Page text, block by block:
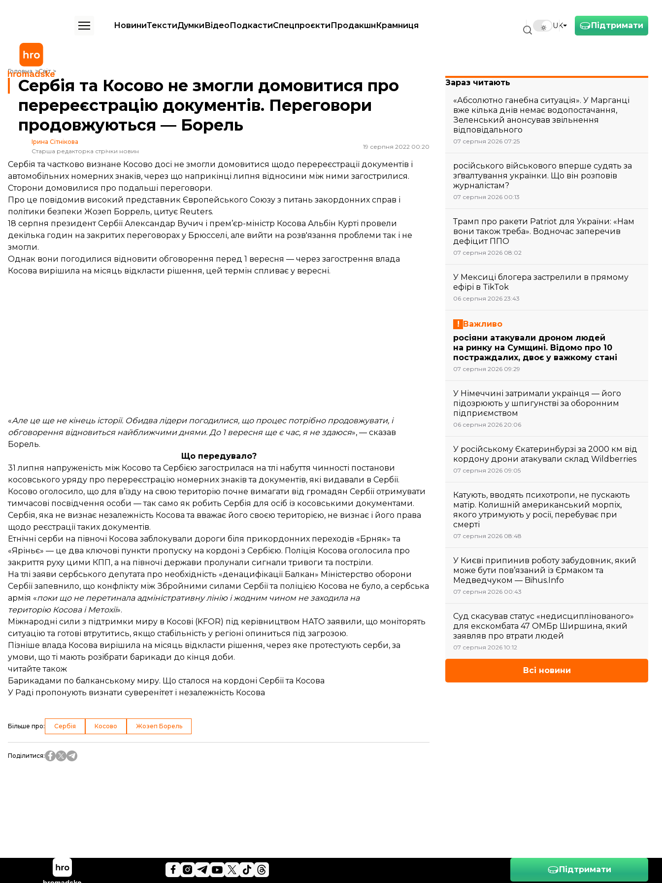
Підтримати
UK
НовиниТекстиДумкиВідеоПодкастиСпецпроєктиПродакшнКрамниця
Головна Світ
Сербія та Косово не змогли домовитися про перереєстрацію документів. Переговори продовжуються — Борель
Сербія та Косово не змогли домовитися про
перереєстрацію документів. Переговори
продовжуються — Борель
Ірина Сітнікова
Старша редакторка стрічки новин
19 серпня 2022 00:20
Сербія та частково визнане Косово досі не змогли домовитися щодо перереєстрації документів і
автомобільних номерних знаків, через що наприкінці липня відносини між ними загострилися.
Сторони домовилися про подальші переговори.
Про це повідомив високий представник Європейського Союзу з питань закордонних справ і
політики безпеки Жозеп Боррель, цитує Reuters.
18 серпня президент Сербії Александар Вучич і прем’єр-міністр Косова Альбін Курті провели
декілька годин на закритих переговорах у Брюсселі, але вийти на розв'язання проблеми так і не
змогли.
Однак вони погодилися відновити обговорення перед 1 вересня — через загострення влада
Косова вирішила на місяць відкласти рішення, цей термін спливає у вересні.
«Але це ще не кінець історії. Обидва лідери погодилися, що процес потрібно продовжувати, і
обговорення відновиться найближчими днями. До 1 вересня ще є час, я не здаюся», — сказав
Борель.
Що передувало?
31 липня напруженість між Косово та Сербією загострилася на тлі набуття чинності постанови
косовського уряду про перереєстрацію номерних знаків та документів, які видавали в Сербії.
Косово оголосило, що для в’їзду на свою територію почне вимагати від громадян Сербії отримувати
тимчасові посвідчення особи — так само як робить Сербія для осіб із косовськими документами.
Сербія, яка не визнає незалежність Косова та вважає його своєю територією, не визнає і його права
щодо реєстрації таких документів.
Етнічні серби на півночі Косова заблокували дороги біля прикордонних переходів «Брняк» та
«Яріньє» — це два ключові пункти пропуску на кордоні з Сербією. Поліція Косова оголосила про
закриття руху цими КПП, а на півночі держави пролунали сигнали тривоги та постріли.
На тлі заяви сербського депутата про необхідність «денацифікації Балкан» Міністерство оборони
Сербії запевнило, що конфлікту між Збройними силами Сербії та поліцією Косова не було, а сербська
армія «поки що не перетинала адміністративну лінію і жодним чином не заходила на
територію Косова і Метохії».
Міжнародні сили з підтримки миру в Косові (KFOR) під керівництвом НАТО заявили, що моніторять
ситуацію та готові втрутитись, якщо стабільність у регіоні опиниться під загрозою.
Пізніше влада Косова вирішила на місяць відкласти рішення, через яке протестують серби, за
умови, що ті мають розібрати барикади до кінця доби.
читайте також
Барикадами по балканському миру. Що сталося на кордоні Сербії та Косова
У Раді пропонують визнати суверенітет і незалежність Косова
Більше про: Сербія Косово Жозеп Борель
Поділитися:
Зараз читають
«Абсолютно ганебна ситуація». У Марганці
вже кілька днів немає водопостачання,
Зеленський анонсував звільнення
відповідального
07 серпня 2026 07:25
російського військового вперше судять за
зґвалтування українки. Що він розповів
журналістам?
07 серпня 2026 00:13
Трамп про ракети Patriot для України: «Нам
вони також треба». Водночас заперечив
дефіцит ППО
07 серпня 2026 08:02
У Мексиці блогера застрелили в прямому
ефірі в TikTok
06 серпня 2026 23:43
Важливо
росіяни атакували дроном людей
на ринку на Сумщині. Відомо про 10
постраждалих, двоє у важкому стані
07 серпня 2026 09:29
У Німеччині затримали українця — його
підозрюють у шпигунстві за оборонним
підприємством
06 серпня 2026 20:06
У російському Єкатеринбурзі за 2000 км від
кордону дрони атакували склад Wildberries
07 серпня 2026 09:05
Катують, вводять психотропи, не пускають
матір. Колишній американський морпіх,
якого утримують у росії, перебуває при
смерті
07 серпня 2026 08:48
У Києві припинив роботу забудовник, який
може бути пов’язаний із Єрмаком та
Медведчуком — Bihus.Info
07 серпня 2026 00:43
Суд скасував статус «недисциплінованого»
для екскомбата 47 ОМБр Ширшина, який
заявляв про втрати людей
07 серпня 2026 10:12
Всі новини
Підтримати